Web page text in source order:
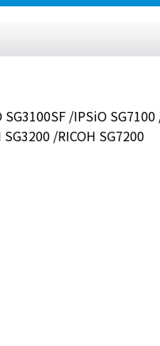
/IPSiO SG7100
SG3200 /RICOH SG7200